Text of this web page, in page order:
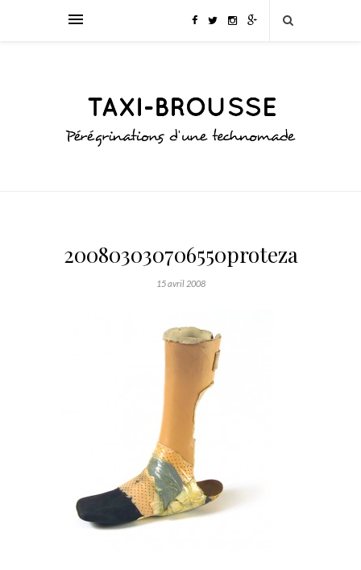
200803030706550proteza
15 avril 2008